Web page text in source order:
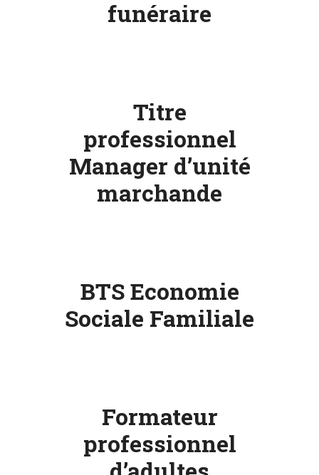
funéraire
Titre
professionnel
Manager d’unité
marchande
BTS Economie
Sociale Familiale
Formateur
professionnel